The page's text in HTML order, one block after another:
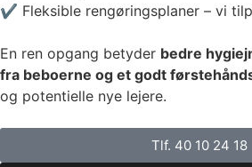
✔️ Fleksible rengøringsplaner – vi
En ren opgang betyder bedre
fra beboerne og et godt
og potentielle nye lejere.
Tlf. 40 10 24 18